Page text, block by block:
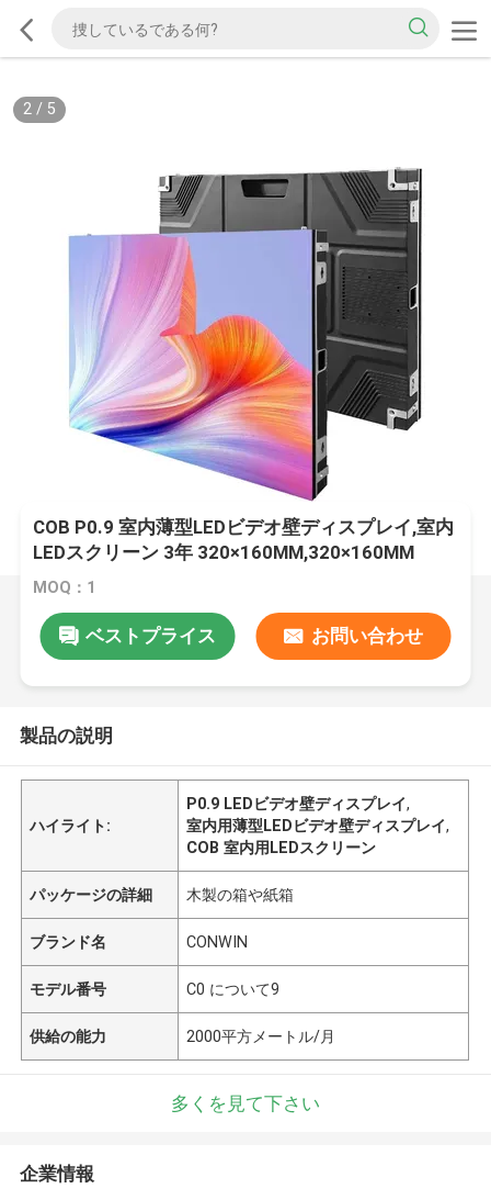
2/ 5
COB P0.9 室内薄型LEDビデオ壁ディスプレイ,室内
LEDスクリーン 3年 320×160MM,320×160MM
MOQ：1
ベストプライス お問い合わせ
製品の説明
ハイライト:
P0.9 LEDビデオ壁ディスプレイ,
室内用薄型LEDビデオ壁ディスプレイ,
COB 室内用LEDスクリーン
パッケージの詳細 木製の箱や紙箱
ブランド名 CONWIN
モデル番号 C0 について9
供給の能力 2000平方メートル/月
多くを見て下さい
企業情報